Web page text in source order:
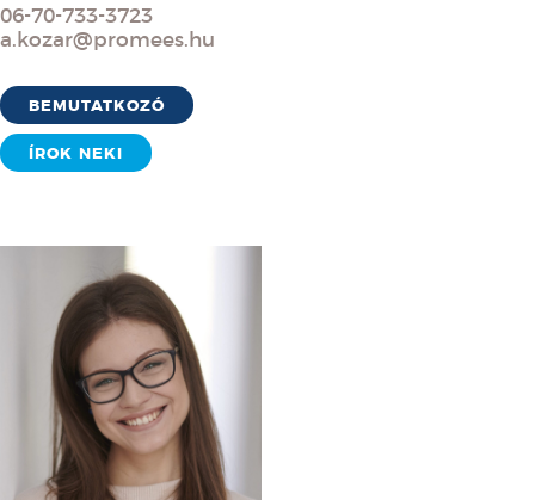
06-70-733-3723
a.kozar@promees.hu
BEMUTATKOZÓ
ÍROK NEKI